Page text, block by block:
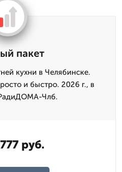
пакет
кухни в Челябинске.
и быстро. 2026 г., в
РадиДОМА-Члб.
руб.